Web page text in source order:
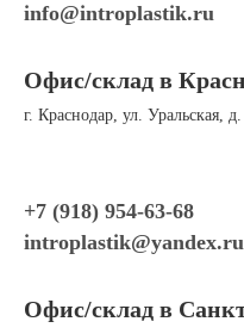
info@introplastik.ru
Офис/склад в
г. Краснодар, ул. Уральская,
+7 (918) 954-63-68
introplastik@yandex.ru
Офис/склад в